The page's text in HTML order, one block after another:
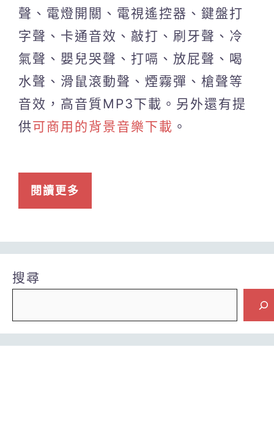
聲、電燈開關、電視遙控器、鍵盤打
字聲、卡通音效、敲打、刷牙聲、冷
氣聲、嬰兒哭聲、打嗝、放屁聲、喝
水聲、滑鼠滾動聲、煙霧彈、槍聲等
音效，高音質MP3下載。另外還有提
供可商用的背景音樂下載 。
閱讀更多
搜尋